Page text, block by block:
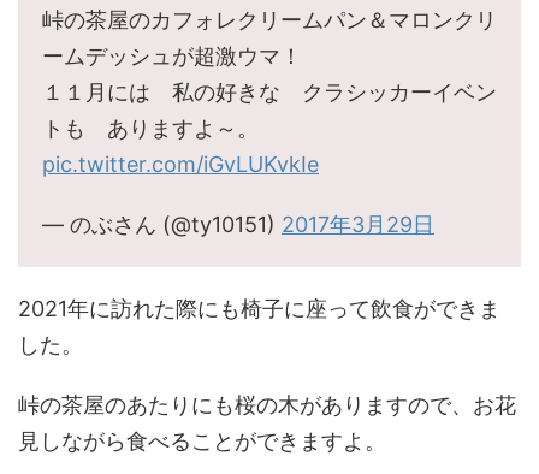
峠の茶屋のカフォレクリームパン＆マロンクリ
ームデッシュが超激ウマ！
１１月には 私の好きな クラシッカーイベン
トも ありますよ～。
pic.twitter.com/iGvLUKvkIe
— のぶさん (@ty10151) 2017年3月29日
2021年に訪れた際にも椅子に座って飲食ができま
した。
峠の茶屋のあたりにも桜の木がありますので、お花
見しながら食べることができますよ。